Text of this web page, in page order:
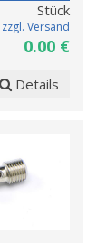
Stück
zzgl. Versand
0.00 €
Details